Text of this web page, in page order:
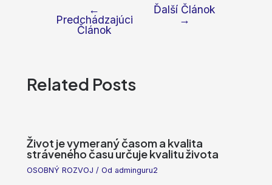
←
Predchádzajúci
Článok
Ďalší Článok
→
Related Posts
Život je vymeraný časom a kvalita
stráveného času určuje kvalitu života
OSOBNÝ ROZVOJ / Od adminguru2